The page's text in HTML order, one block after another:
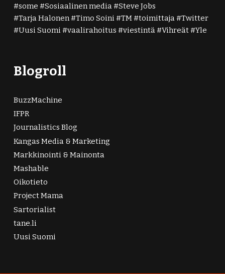
some
Sosiaalinen media
Steve Jobs
Tarja Halonen
Timo Soini TM toimittaja
Twitter
Uusi Suomi
vaalirahoitus viestintä Vihreät Yle
Blogroll
BuzzMachine
IFPR
Journalistics Blog
Kangas Media & Marketing
Markkinointi & Mainonta
Mashable
Oikotieto
Project Mama
Sartorialist
tane.li
Uusi Suomi